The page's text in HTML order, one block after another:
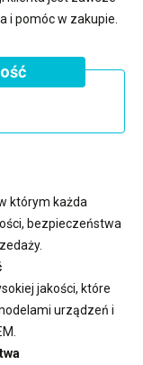
i pomóc w zakupie.
którym każda
bezpieczeństwa
jakości, które
urządzeń i